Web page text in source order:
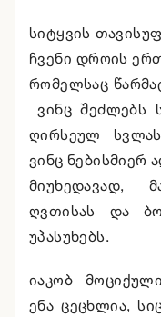
სიტყვის
ჩვენი დროის
რომელსაც
ვინც შეძლებს
ღირსეულ
ვინც ნებისმიერ
მიუხედავად,
ღვთისას და
უპასუხებს.
იაკობ
ენა ცეცხლია,